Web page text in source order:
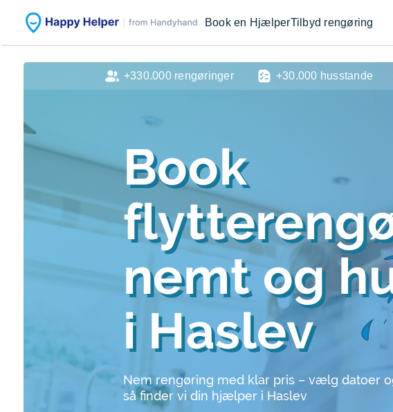
Book en HjælperTilbyd rengøring
Book
nemt og
i Haslev
Nem rengøring med klar pris – vælg datoer
så finder vi din hjælper i Haslev
+330.000 rengøringer +30.000 husstande